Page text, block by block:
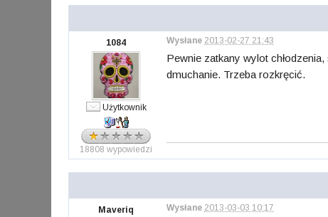
1084
Użytkownik
18808 wypowiedzi
Wysłane 2013-02-27 21:43
Pewnie zatkany wylot
dmuchanie. Trzeba rozkręcić.
Maveriq Wysłane 2013-03-03 10:17